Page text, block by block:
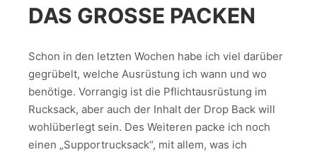
DAS GROSSE PACKEN
Schon in den letzten Wochen habe ich viel darüber
gegrübelt, welche Ausrüstung ich wann und wo
benötige. Vorrangig ist die Pflichtausrüstung im
Rucksack, aber auch der Inhalt der Drop Back will
wohlüberlegt sein. Des Weiteren packe ich noch
einen „Supportrucksack“, mit allem, was ich